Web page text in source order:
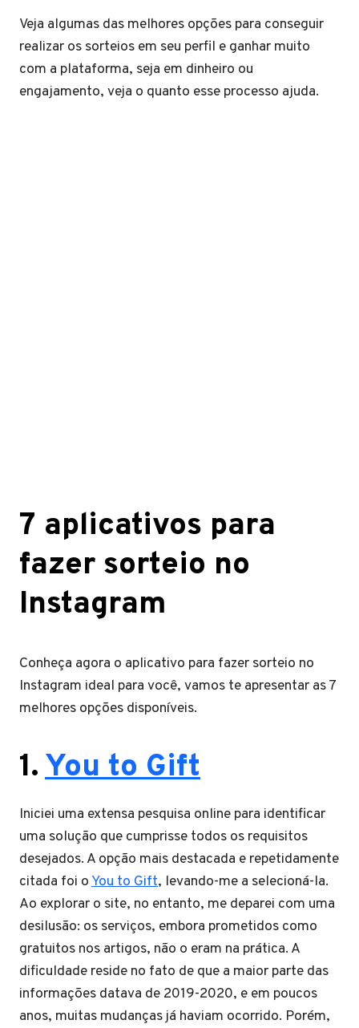
Veja algumas das melhores opções para conseguir
realizar os sorteios em seu perfil e ganhar muito
com a plataforma, seja em dinheiro ou
engajamento, veja o quanto esse processo ajuda.
7 aplicativos para
fazer sorteio no
Instagram
Conheça agora o aplicativo para fazer sorteio no
Instagram ideal para você, vamos te apresentar as 7
melhores opções disponíveis.
1.You to Gift
Iniciei uma extensa pesquisa online para identificar
uma solução que cumprisse todos os requisitos
desejados. A opção mais destacada e repetidamente
citada foi oYou to Gift, levando-me a selecioná-la.
Ao explorar o site, no entanto, me deparei com uma
desilusão: os serviços, embora prometidos como
gratuitos nos artigos, não o eram na prática. A
dificuldade reside no fato de que a maior parte das
informações datava de 2019-2020, e em poucos
anos, muitas mudanças já haviam ocorrido. Porém,